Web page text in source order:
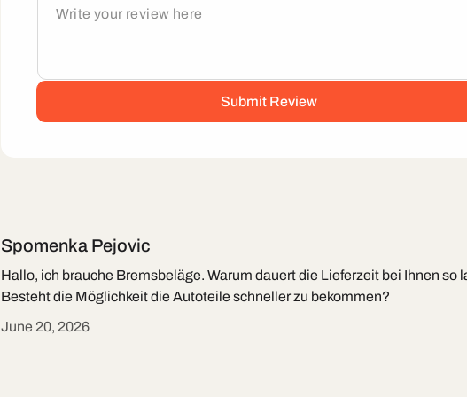
Spomenka Pejovic
Hallo, ich brauche Bremsbeläge. Warum dauert die Lieferzeit bei Ihnen so
Besteht die Möglichkeit die Autoteile schneller zu bekommen?
June 20, 2026